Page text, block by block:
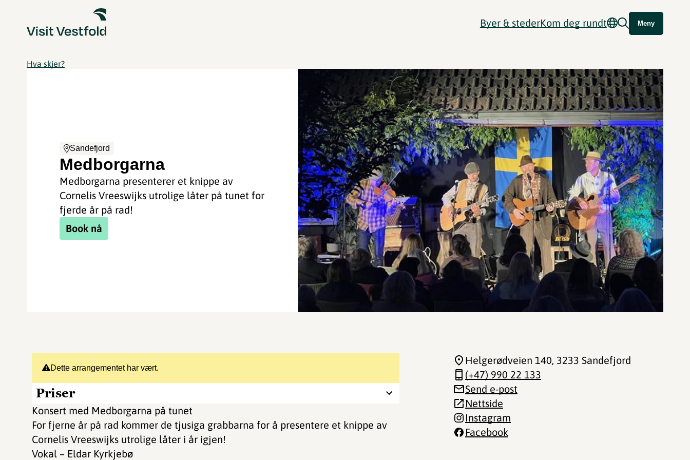
Byer & stederKom deg rundt Meny
Hva skjer?
Sandefjord
Medborgarna
Medborgarna presenterer et knippe av
Cornelis Vreeswijks utrolige låter på tunet for
fjerde år på rad!
Book nå
Dette arrangementet har vært.
Priser
Konsert med Medborgarna på tunet
For fjerne år på rad kommer de tjusiga grabbarna for å presentere et knippe av
Cornelis Vreeswijks utrolige låter i år igjen!
Vokal – Eldar Kyrkjebø
Helgerødveien 140, 3233 Sandefjord
(+47) 990 22 133
Send e-post
Nettside
Instagram
Facebook